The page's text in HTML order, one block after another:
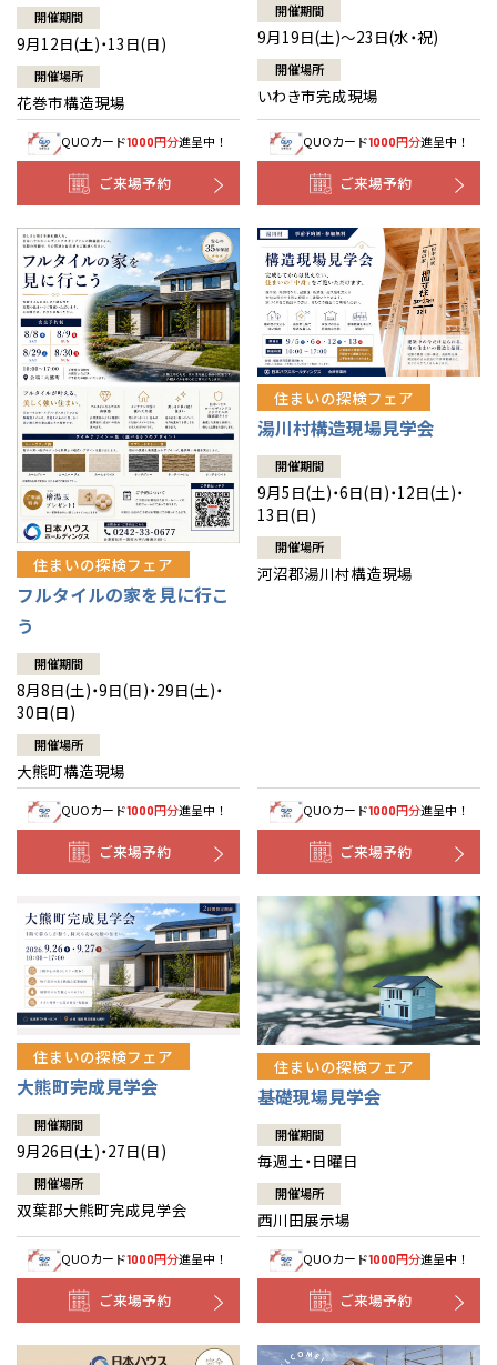
開催期間
9月12日(土)・13日(日)
開催場所
花巻市構造現場
QUOカード1000円分進呈中！
ご来場予約
開催期間
9月19日(土)～23日(水・祝)
開催場所
いわき市完成現場
QUOカード1000円分進呈中！
ご来場予約
住まいの探検フェア
フルタイルの家を見に行こ
う
開催期間
8月8日(土)・9日(日)・29日(土)・
30日(日)
開催場所
大熊町構造現場
QUOカード1000円分進呈中！
ご来場予約
住まいの探検フェア
湯川村構造現場見学会
開催期間
9月5日(土)・6日(日)・12日(土)・
13日(日)
開催場所
河沼郡湯川村構造現場
QUOカード1000円分進呈中！
ご来場予約
住まいの探検フェア
大熊町完成見学会
開催期間
9月26日(土)・27日(日)
開催場所
双葉郡大熊町完成見学会
QUOカード1000円分進呈中！
ご来場予約
住まいの探検フェア
基礎現場見学会
開催期間
毎週土・日曜日
開催場所
西川田展示場
QUOカード1000円分進呈中！
ご来場予約